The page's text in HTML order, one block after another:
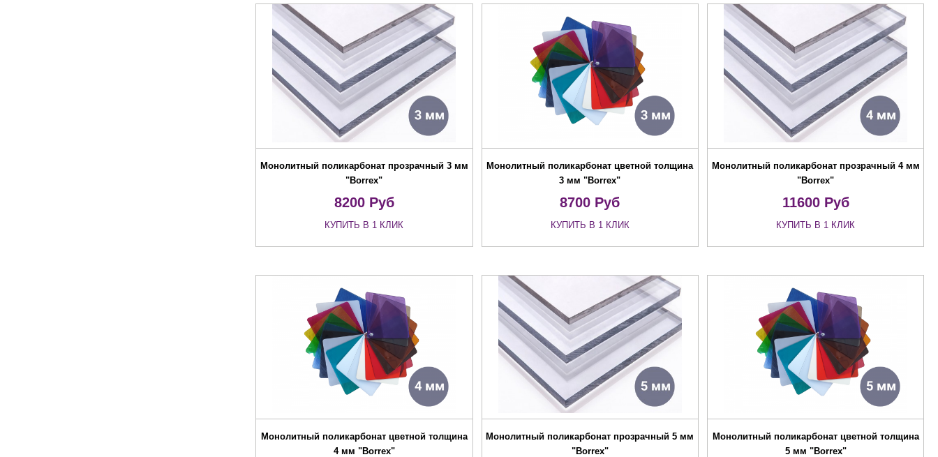
Монолитный поликарбонат прозрачный 3 мм
"Borrex"
8200Руб
КУПИТЬ В 1 КЛИК
Монолитный поликарбонат цветной толщина
3 мм "Borrex"
8700 Руб
КУПИТЬ В 1 КЛИК
Монолитный поликарбонат прозрачный 4 мм
"Borrex"
11600Руб
КУПИТЬ В 1 КЛИК
Монолитный поликарбонат цветной толщина
4 мм "Borrex"
Монолитный поликарбонат прозрачный 5 мм
"Borrex"
Монолитный поликарбонат цветной толщина
5 мм "Borrex"